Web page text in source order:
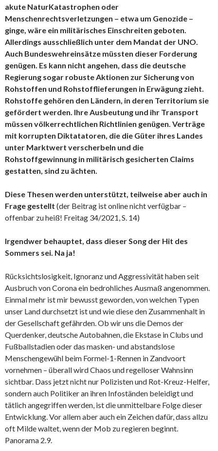
akute NaturKatastrophen oder
Menschenrechtsverletzungen – etwa um Genozide –
ginge, wäre ein militärisches Einschreiten geboten.
Allerdings ausschließlich unter dem Mandat der UNO.
Auch Bundeswehreinsätze müssten dieser Forderung
genügen. Es kann nicht angehen, dass die deutsche
Regierung sogar robuste Aktionen zur Sicherung von
Rohstoffen und Rohstofflieferungen in Erwägung zieht.
Rohstoffe gehören den Ländern, in deren Territorium sie
gefördert werden. Ihre Ausbeutung und ihr Transport
müssen völkerrechtlichen Richtlinien genügen. Verträge
mit korrupten Diktatatoren, die die Güter ihres Landes
unter Marktwert verscherbeln und die
Rohstoffgewinnung in militärisch gesicherten Claims
gestatten, sind zu ächten.
Diese Thesen werden unterstützt, teilweise aber auch in
Frage gestellt (der Beitrag ist online nicht verfügbar –
offenbar zu heiß! Freitag 34/2021, S. 14)
Irgendwer behauptet, dass dieser Song der Hit des
Sommers sei. Na ja!
Rücksichtslosigkeit, Ignoranz und Aggressivität haben seit
Ausbruch von Corona ein bedrohliches Ausmaß angenommen.
Einmal mehr ist mir bewusst geworden, von welchen Typen
unser Land durchsetzt ist und wie diese den Zusammenhalt in
der Gesellschaft gefährden. Ob wir uns die Demos der
Querdenker, deutsche Autobahnen, die Ekstase in Clubs und
Fußballstadien oder das masken- und abstandslose
Menschengewühl beim Formel-1-Rennen in Zandvoort
vornehmen – überall wird Chaos und regelloser Wahnsinn
sichtbar. Dass jetzt nicht nur Polizisten und Rot-Kreuz-Helfer,
sondern auch Politiker an ihren Infoständen beleidigt und
tätlich angegriffen werden, ist die unmittelbare Folge dieser
Entwicklung. Vor allem aber auch ein Zeichen dafür, dass allzu
oft Milde waltet, wenn der Mob zu regieren beginnt.
Panorama 2.9.